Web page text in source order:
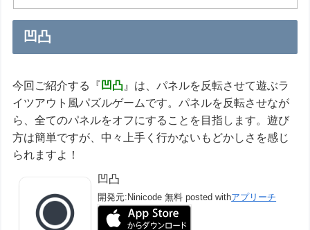
凹凸
今回ご紹介する『 凹凸 』は、パネルを反転させて遊ぶラ
イツアウト風パズルゲームです。パネルを反転させなが
ら、全てのパネルをオフにすることを目指します。遊び
方は簡単ですが、中々上手く行かないもどかしさを感じ
られますよ！
凹凸
開発元: Ninicode 無料 posted withアプリーチ